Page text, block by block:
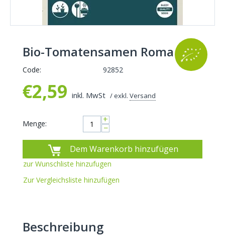
Bio-Tomatensamen Roma
Code: 92852
€2,59 inkl. MwSt / exkl. Versand
Menge: +
−
Dem Warenkorb hinzufügen
zur Wunschliste hinzufugen
Zur Vergleichsliste hinzufügen
Beschreibung